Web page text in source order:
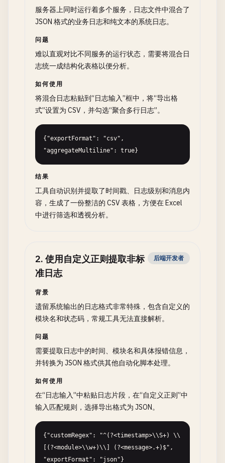
服务器上同时运行着多个服务，日志文件中混合了
JSON 格式的业务日志和纯文本的系统日志。
问题
难以直观对比不同服务的运行状态，需要将混合日
志统一成结构化表格以便分析。
如何使用
将混合日志粘贴到“日志输入”框中，将“导出格
式”设置为 CSV，并勾选“聚合多行日志”。
{"exportFormat": "csv",
"aggregateMultiline": true}
结果
工具自动识别并提取了时间戳、日志级别和消息内
容，生成了一份整洁的 CSV 表格，方便在 Excel
中进行筛选和透视分析。
2. 使用自定义正则提取非标
准日志
后端开发者
背景
遗留系统输出的日志格式非常特殊，包含自定义的
模块名和状态码，常规工具无法直接解析。
问题
需要提取日志中的时间、模块名和具体报错信息，
并转换为 JSON 格式供其他自动化脚本处理。
如何使用
在“日志输入”中粘贴日志片段，在“自定义正则”中
输入匹配规则，选择导出格式为 JSON。
{"customRegex": "^(?<timestamp>\\S+) \\
[(?<module>\\w+)\\] (?<message>.+)$",
"exportFormat": "json"}